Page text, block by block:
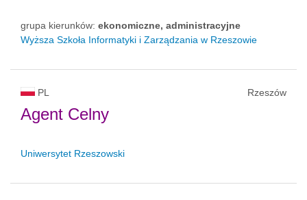
grupa kierunków: ekonomiczne, administracyjne
Wyższa Szkoła Informatyki i Zarządzania w Rzeszowie
PL Rzeszów
Agent Celny
Uniwersytet Rzeszowski